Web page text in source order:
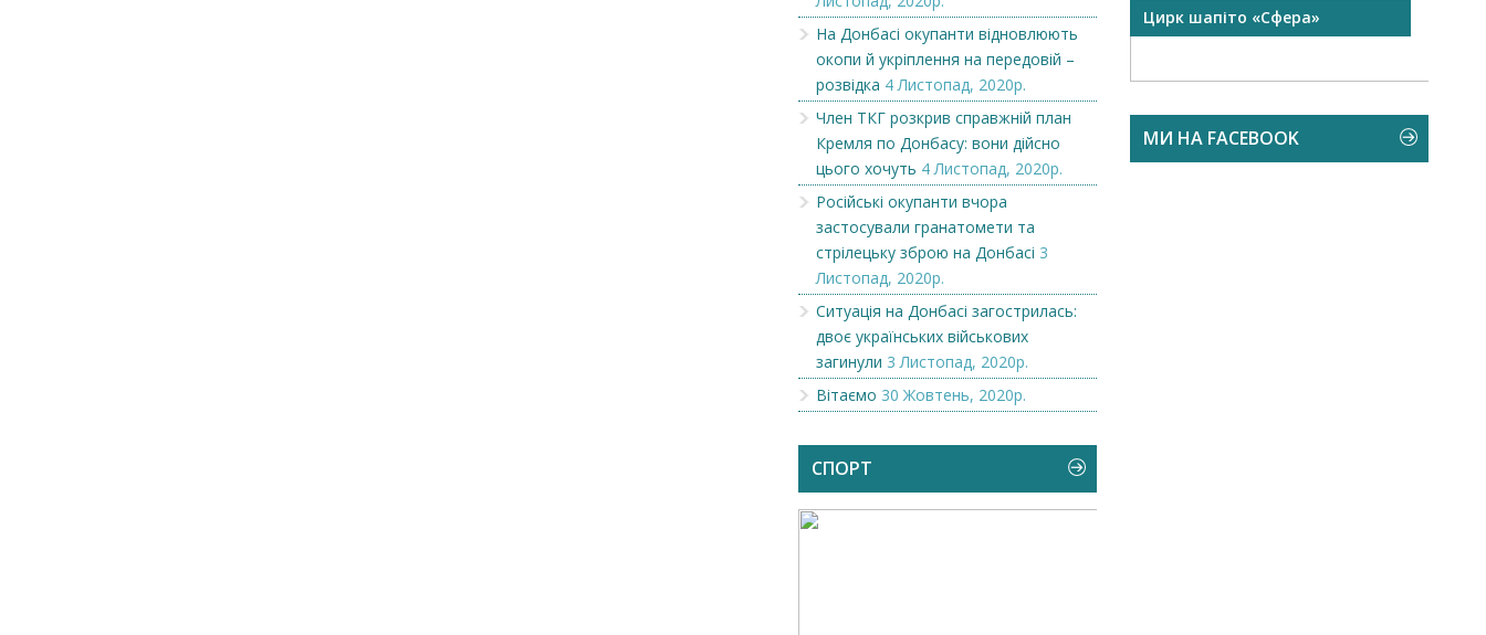
На Донбасі окупанти відновлюють
окопи й укріплення на передовій –
розвідка 4 Листопад, 2020р.
Член ТКГ розкрив справжній план
Кремля по Донбасу: вони дійсно
цього хочуть 4 Листопад, 2020р.
Російські окупанти вчора
застосували гранатомети та
стрілецьку зброю на Донбасі 3
Листопад, 2020р.
Ситуація на Донбасі загострилась:
двоє українських військових
загинули 3 Листопад, 2020р.
Вітаємо 30 Жовтень, 2020р.
СПОРТ
Викупимо бруньки чорної
смородини...
Цирк шапіто «Сфера»
МИ НА FACEBOOK